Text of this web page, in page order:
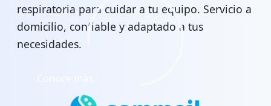
respiratoria para cuidar a tu equipo. Servicio a
domicilio, confiable y adaptado a tus
necesidades.